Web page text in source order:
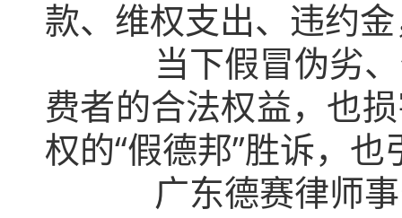
款、维权支出、违约
当下假冒伪劣、傍
费者的合法权益，也
权的“假德邦”胜诉，
广东德赛律师事务